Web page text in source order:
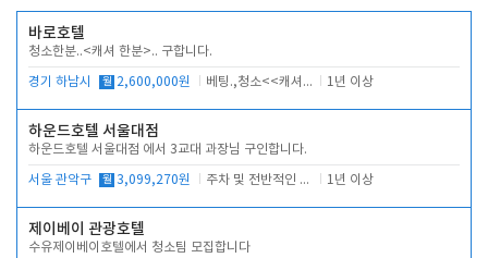
바로호텔
청소한분..<캐셔 한분>.. 구합니다.
경기 하남시 월 2,600,000원 베팅.,청소<<캐셔 모셔봅니다. 1년 이상
하운드호텔 서울대점
하운드호텔 서울대점 에서 3교대 과장님 구인합니다.
서울 관악구 월 3,099,270원 주차 및 전반적인 당번업무 1년 이상
제이베이 관광호텔
수유제이베이호텔에서 청소팀 모집합니다